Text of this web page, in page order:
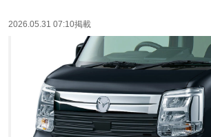
2026.05.31 07:10掲載